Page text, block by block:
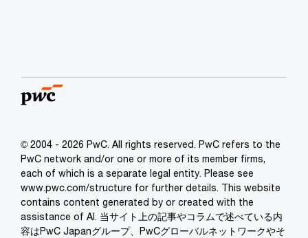
© 2004 - 2026 PwC. All rights reserved. PwC refers to the
PwC network and/or one or more of its member firms,
each of which is a separate legal entity. Please see
www.pwc.com/structure for further details. This website
contains content generated by or created with the
assistance of AI. 当サイト上の記事やコラムで述べている内
容はPwC Japanグループ、PwCグローバルネットワークやそ